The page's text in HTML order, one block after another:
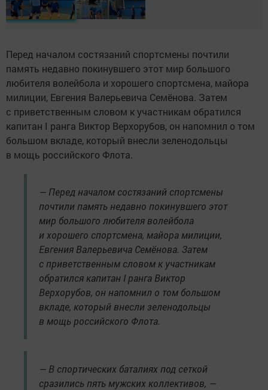
Перед началом состязаний спортсмены почтили
память недавно покинувшего этот мир большого
любителя волейбола и хорошего спортсмена, майора
милиции, Евгения Валерьевича Семёнова. Затем
с приветственным словом к участникам обратился
капитан I ранга Виктор Верхорубов, он напомнил о том
большом вкладе, который внесли зеленодольцы
в мощь российского Флота.
— Перед началом состязаний спортсмены
почтили память недавно покинувшего этот
мир большого любителя волейбола
и хорошего спортсмена, майора милиции,
Евгения Валерьевича Семёнова. Затем
с приветственным словом к участникам
обратился капитан I ранга Виктор
Верхорубов, он напомнил о том большом
вкладе, который внесли зеленодольцы
в мощь российского Флота.
— В спортических баталиях под сеткой
сразились пять мужских коллективов, —